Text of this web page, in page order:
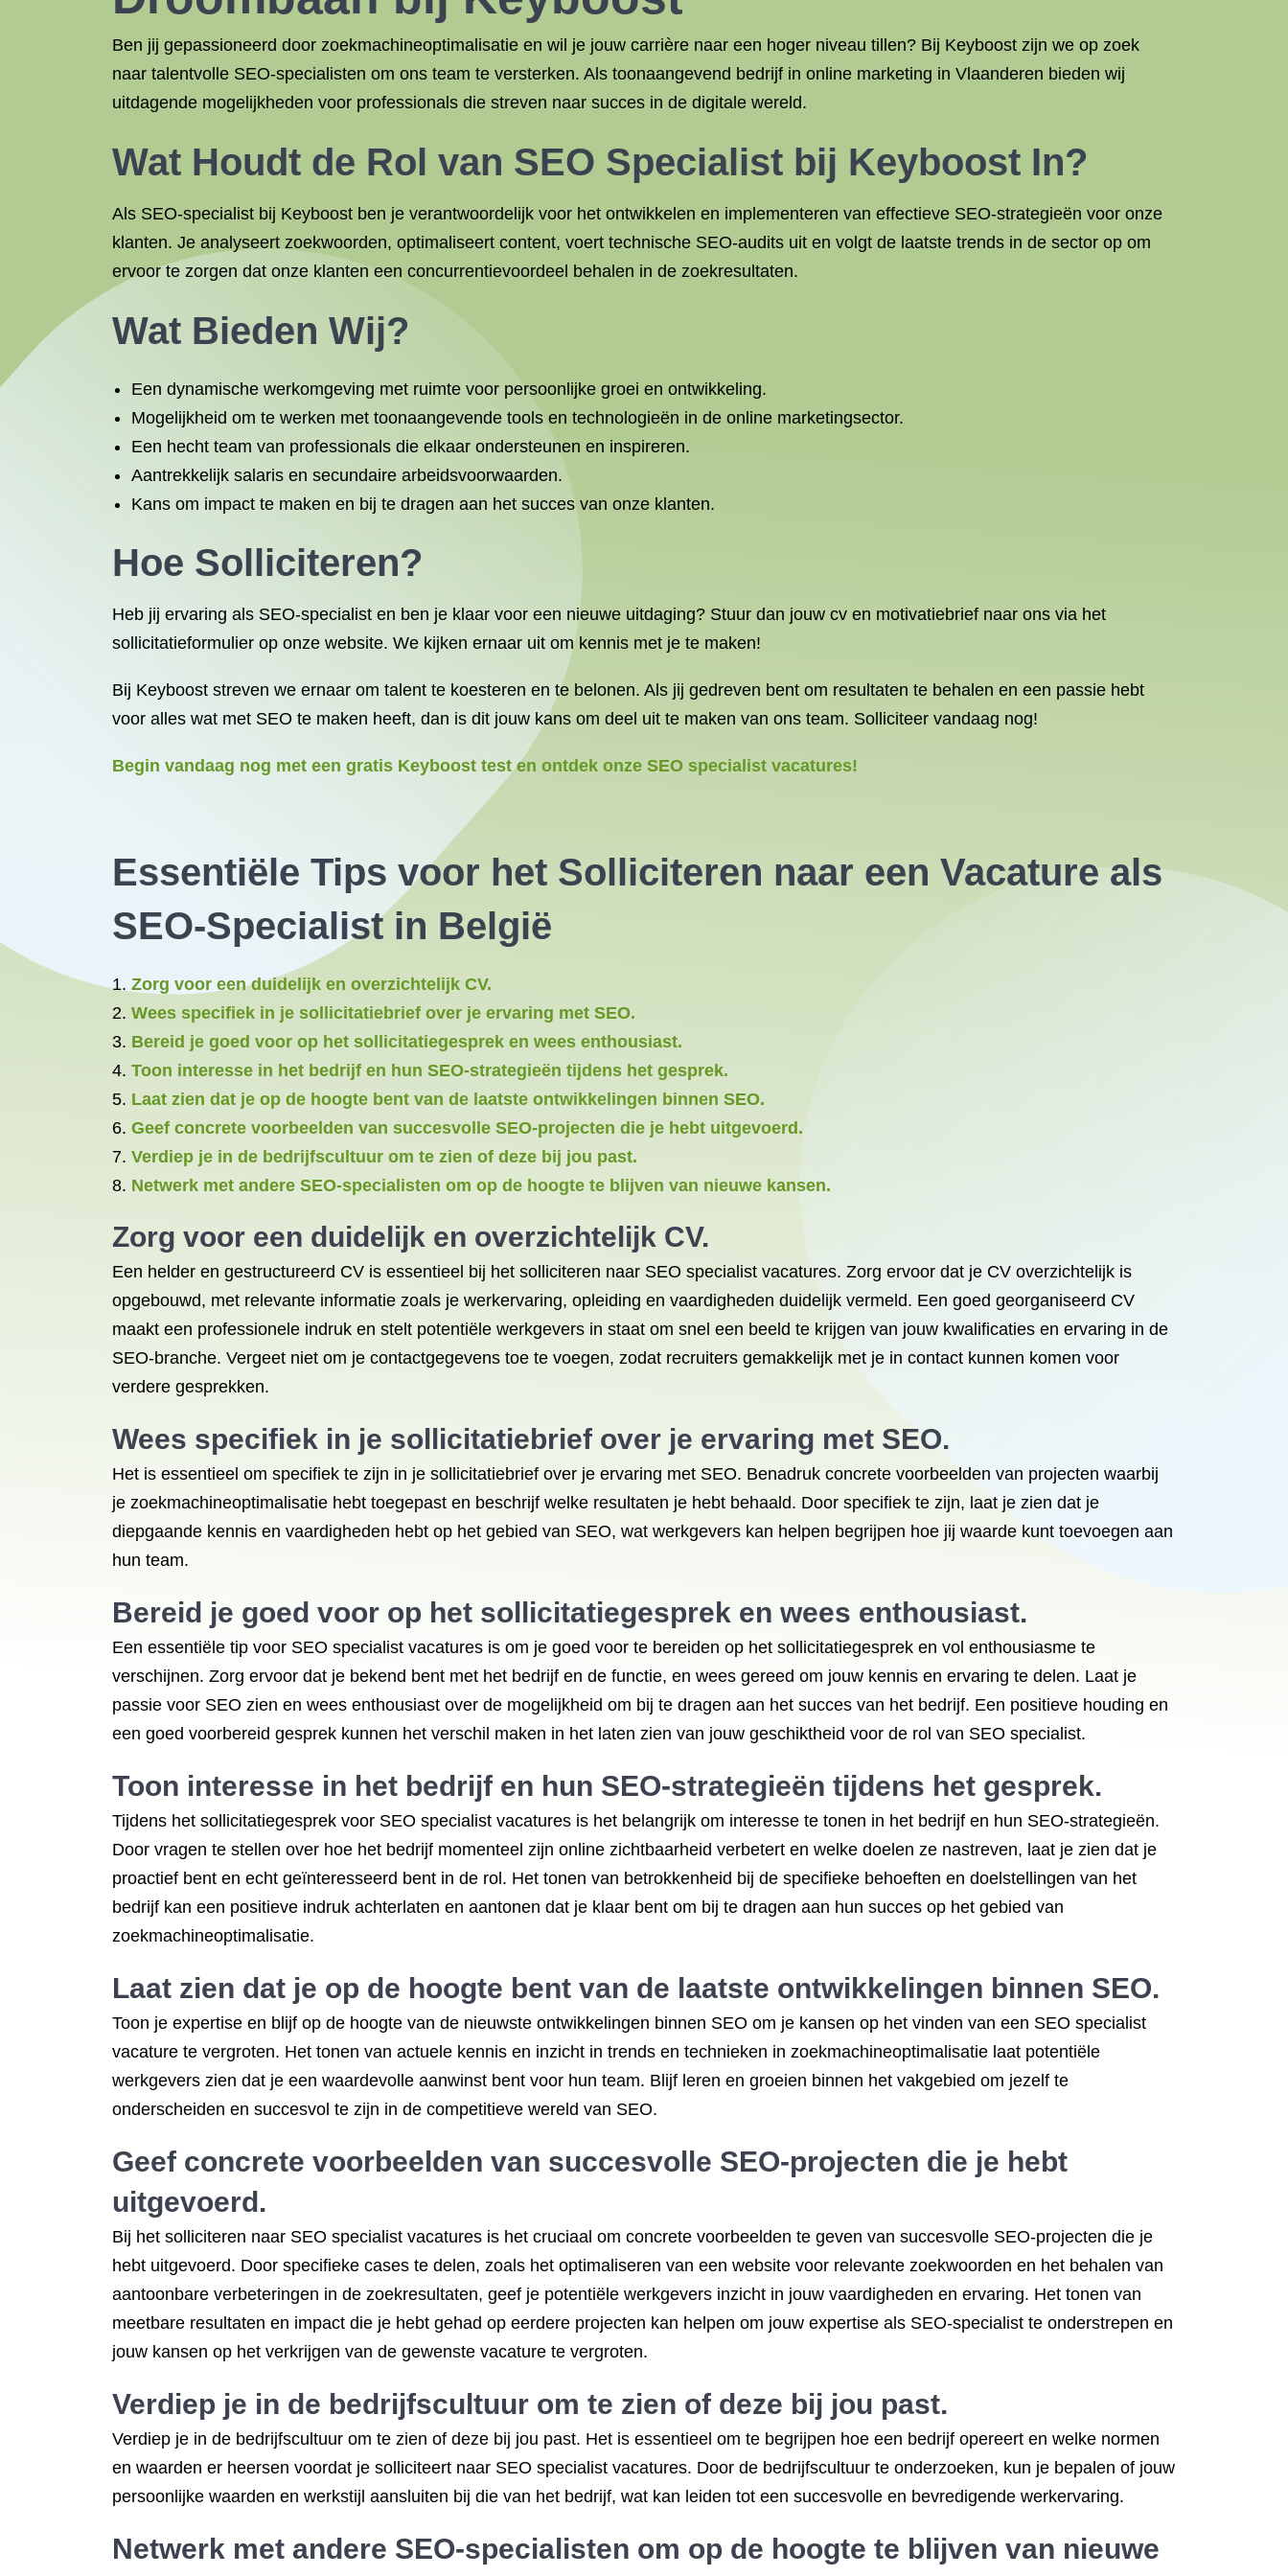
Ben jij gepassioneerd door zoekmachineoptimalisatie en wil je jouw carrière naar een hoger niveau tillen? Bij Keyboost zijn we op zoek
naar talentvolle SEO-specialisten om ons team te versterken. Als toonaangevend bedrijf in online marketing in Vlaanderen bieden wij
uitdagende mogelijkheden voor professionals die streven naar succes in de digitale wereld.
Wat Houdt de Rol van SEO Specialist bij Keyboost In?
Als SEO-specialist bij Keyboost ben je verantwoordelijk voor het ontwikkelen en implementeren van effectieve SEO-strategieën voor onze
klanten. Je analyseert zoekwoorden, optimaliseert content, voert technische SEO-audits uit en volgt de laatste trends in de sector op om
ervoor te zorgen dat onze klanten een concurrentievoordeel behalen in de zoekresultaten.
Wat Bieden Wij?
Een dynamische werkomgeving met ruimte voor persoonlijke groei en ontwikkeling.
Mogelijkheid om te werken met toonaangevende tools en technologieën in de online marketingsector.
Een hecht team van professionals die elkaar ondersteunen en inspireren.
Aantrekkelijk salaris en secundaire arbeidsvoorwaarden.
Kans om impact te maken en bij te dragen aan het succes van onze klanten.
Hoe Solliciteren?
Heb jij ervaring als SEO-specialist en ben je klaar voor een nieuwe uitdaging? Stuur dan jouw cv en motivatiebrief naar ons via het
sollicitatieformulier op onze website. We kijken ernaar uit om kennis met je te maken!
Bij Keyboost streven we ernaar om talent te koesteren en te belonen. Als jij gedreven bent om resultaten te behalen en een passie hebt
voor alles wat met SEO te maken heeft, dan is dit jouw kans om deel uit te maken van ons team. Solliciteer vandaag nog!
Begin vandaag nog met een gratis Keyboost test en ontdek onze SEO specialist vacatures!
Essentiële Tips voor het Solliciteren naar een Vacature als
SEO-Specialist in België
Zorg voor een duidelijk en overzichtelijk CV.
Wees specifiek in je sollicitatiebrief over je ervaring met SEO.
Bereid je goed voor op het sollicitatiegesprek en wees enthousiast.
Toon interesse in het bedrijf en hun SEO-strategieën tijdens het gesprek.
Laat zien dat je op de hoogte bent van de laatste ontwikkelingen binnen SEO.
Geef concrete voorbeelden van succesvolle SEO-projecten die je hebt uitgevoerd.
Verdiep je in de bedrijfscultuur om te zien of deze bij jou past.
Netwerk met andere SEO-specialisten om op de hoogte te blijven van nieuwe kansen.
Zorg voor een duidelijk en overzichtelijk CV.
Een helder en gestructureerd CV is essentieel bij het solliciteren naar SEO specialist vacatures. Zorg ervoor dat je CV overzichtelijk is
opgebouwd, met relevante informatie zoals je werkervaring, opleiding en vaardigheden duidelijk vermeld. Een goed georganiseerd CV
maakt een professionele indruk en stelt potentiële werkgevers in staat om snel een beeld te krijgen van jouw kwalificaties en ervaring in de
SEO-branche. Vergeet niet om je contactgegevens toe te voegen, zodat recruiters gemakkelijk met je in contact kunnen komen voor
verdere gesprekken.
Wees specifiek in je sollicitatiebrief over je ervaring met SEO.
Het is essentieel om specifiek te zijn in je sollicitatiebrief over je ervaring met SEO. Benadruk concrete voorbeelden van projecten waarbij
je zoekmachineoptimalisatie hebt toegepast en beschrijf welke resultaten je hebt behaald. Door specifiek te zijn, laat je zien dat je
diepgaande kennis en vaardigheden hebt op het gebied van SEO, wat werkgevers kan helpen begrijpen hoe jij waarde kunt toevoegen aan
hun team.
Bereid je goed voor op het sollicitatiegesprek en wees enthousiast.
Een essentiële tip voor SEO specialist vacatures is om je goed voor te bereiden op het sollicitatiegesprek en vol enthousiasme te
verschijnen. Zorg ervoor dat je bekend bent met het bedrijf en de functie, en wees gereed om jouw kennis en ervaring te delen. Laat je
passie voor SEO zien en wees enthousiast over de mogelijkheid om bij te dragen aan het succes van het bedrijf. Een positieve houding en
een goed voorbereid gesprek kunnen het verschil maken in het laten zien van jouw geschiktheid voor de rol van SEO specialist.
Toon interesse in het bedrijf en hun SEO-strategieën tijdens het gesprek.
Tijdens het sollicitatiegesprek voor SEO specialist vacatures is het belangrijk om interesse te tonen in het bedrijf en hun SEO-strategieën.
Door vragen te stellen over hoe het bedrijf momenteel zijn online zichtbaarheid verbetert en welke doelen ze nastreven, laat je zien dat je
proactief bent en echt geïnteresseerd bent in de rol. Het tonen van betrokkenheid bij de specifieke behoeften en doelstellingen van het
bedrijf kan een positieve indruk achterlaten en aantonen dat je klaar bent om bij te dragen aan hun succes op het gebied van
zoekmachineoptimalisatie.
Laat zien dat je op de hoogte bent van de laatste ontwikkelingen binnen SEO.
Toon je expertise en blijf op de hoogte van de nieuwste ontwikkelingen binnen SEO om je kansen op het vinden van een SEO specialist
vacature te vergroten. Het tonen van actuele kennis en inzicht in trends en technieken in zoekmachineoptimalisatie laat potentiële
werkgevers zien dat je een waardevolle aanwinst bent voor hun team. Blijf leren en groeien binnen het vakgebied om jezelf te
onderscheiden en succesvol te zijn in de competitieve wereld van SEO.
Geef concrete voorbeelden van succesvolle SEO-projecten die je hebt
uitgevoerd.
Bij het solliciteren naar SEO specialist vacatures is het cruciaal om concrete voorbeelden te geven van succesvolle SEO-projecten die je
hebt uitgevoerd. Door specifieke cases te delen, zoals het optimaliseren van een website voor relevante zoekwoorden en het behalen van
aantoonbare verbeteringen in de zoekresultaten, geef je potentiële werkgevers inzicht in jouw vaardigheden en ervaring. Het tonen van
meetbare resultaten en impact die je hebt gehad op eerdere projecten kan helpen om jouw expertise als SEO-specialist te onderstrepen en
jouw kansen op het verkrijgen van de gewenste vacature te vergroten.
Verdiep je in de bedrijfscultuur om te zien of deze bij jou past.
Verdiep je in de bedrijfscultuur om te zien of deze bij jou past. Het is essentieel om te begrijpen hoe een bedrijf opereert en welke normen
en waarden er heersen voordat je solliciteert naar SEO specialist vacatures. Door de bedrijfscultuur te onderzoeken, kun je bepalen of jouw
persoonlijke waarden en werkstijl aansluiten bij die van het bedrijf, wat kan leiden tot een succesvolle en bevredigende werkervaring.
Netwerk met andere SEO-specialisten om op de hoogte te blijven van nieuwe